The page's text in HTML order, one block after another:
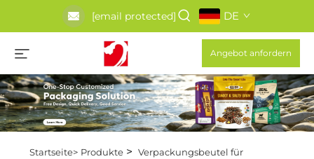
[email protected] DE
Angebot anfordern
Startseite> Produkte> Verpackungsbeutel für